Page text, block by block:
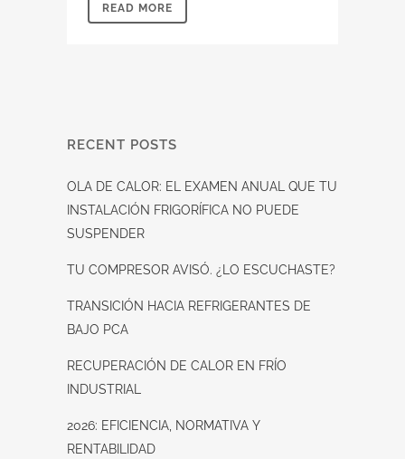
READ MORE
RECENT POSTS
OLA DE CALOR: EL EXAMEN ANUAL QUE TU
INSTALACIÓN FRIGORÍFICA NO PUEDE
SUSPENDER
TU COMPRESOR AVISÓ. ¿LO ESCUCHASTE?
TRANSICIÓN HACIA REFRIGERANTES DE
BAJO PCA
RECUPERACIÓN DE CALOR EN FRÍO
INDUSTRIAL
2026: EFICIENCIA, NORMATIVA Y
RENTABILIDAD